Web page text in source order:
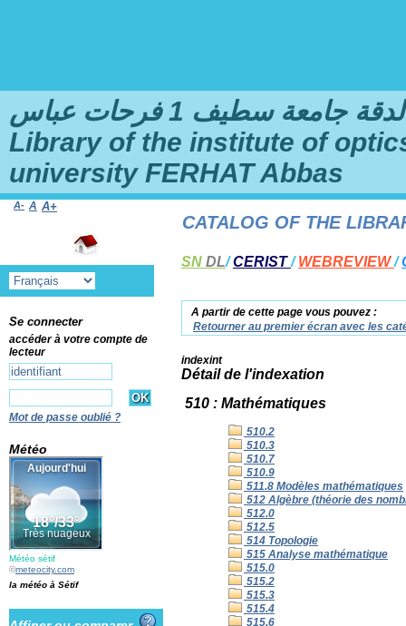
سطيف 1 فرحات عباس
Library of the institute of
university FERHAT Abbas
SN DL/CERIST/WEBREVIEW/
A partir de cette page vous pouvez :
Retourner au premier écran avec les
indexint
Détail de l'indexation
510 : Mathématiques
510.2
510.3
510.7
510.9
511.8 Modèles mathématiques
512 Algèbre (théorie des
512.0
512.5
514 Topologie
515 Analyse mathématique
515.0
515.2
515.3
515.4
515.6
TO THE ONLINE CATALOG OF THE
A- A A+
Se connecter
accéder à votre compte de
lecteur
Mot de passe oublié ?
Météo
Météo sétif
©meteocity.com
la météo à Sétif